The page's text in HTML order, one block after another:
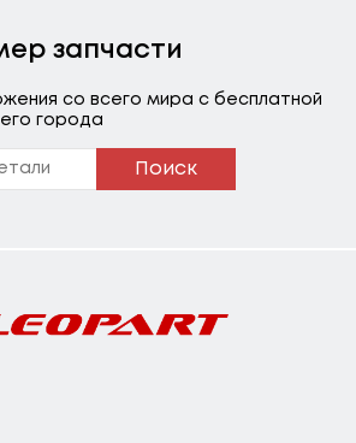
запчасти
со всего мира с бесплатной
города
Поиск